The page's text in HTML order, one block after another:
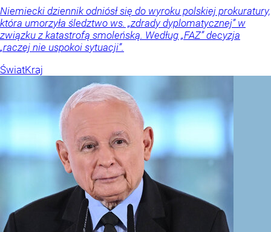
Niemiecki dziennik odniósł się do wyroku polskiej prokuratury,
która umorzyła śledztwo ws. „zdrady dyplomatycznej” w
związku z katastrofą smoleńską. Według „FAZ” decyzja
„raczej nie uspokoi sytuacji”.
ŚwiatKraj